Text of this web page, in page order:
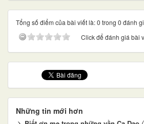
Tổng số điểm của bài viết là: 0 trong 0 đánh
Click để đánh giá bài
Những tin mới hơn